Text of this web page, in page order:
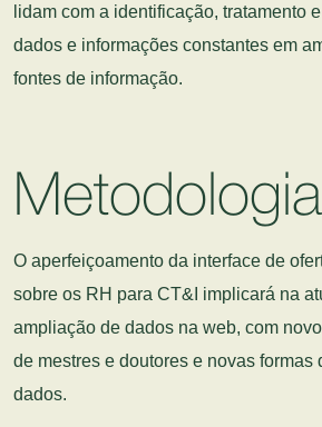
lidam com a identificação, tratamento
dados e informações constantes em
fontes de informação.
Metodologia
O aperfeiçoamento da interface de
sobre os RH para CT&I implicará na
ampliação de dados na web, com
de mestres e doutores e novas formas
dados.